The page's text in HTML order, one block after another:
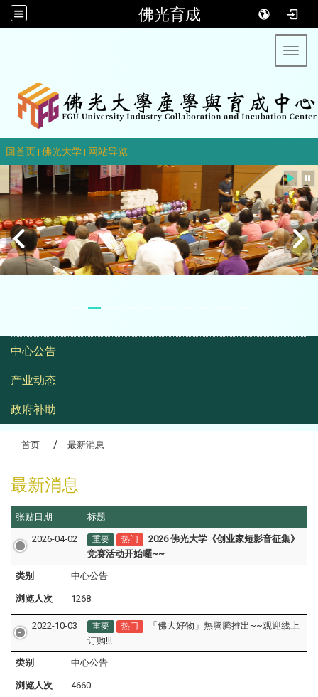
佛光育成
回首页| 佛光大学| 网站导览
中心公告
产业动态
政府补助
首页 最新消息
最新消息
张贴日期 标题
2026-04-02 重要 热门
2026 佛光大学《创业家短影音征集》
竞赛活动开始囉~~
类别 中心公告
浏览人次 1268
2022-10-03 重要 热门
「佛大好物」热腾腾推出~~观迎线上
订购!!!
类别 中心公告
浏览人次 4660